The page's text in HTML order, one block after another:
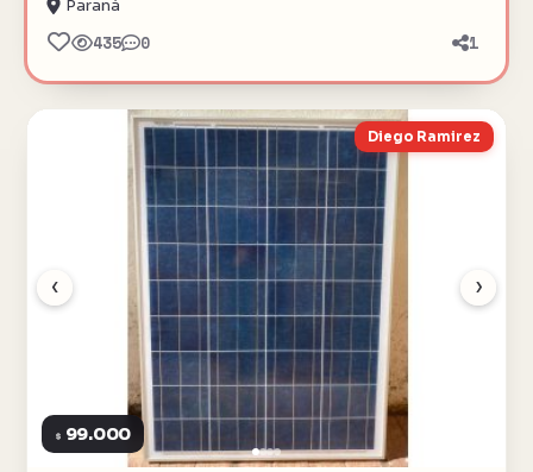
Paraná
435 0 1
‹ ›
Diego Ramirez
$ 99.000